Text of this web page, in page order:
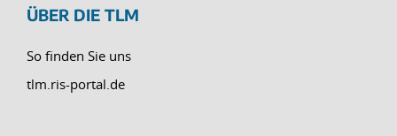
ÜBER DIE TLM
So finden Sie uns
tlm.ris-portal.de